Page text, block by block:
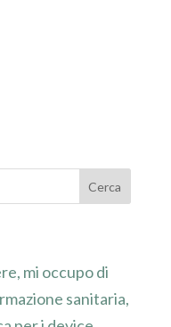
mi occupo di
sanitaria,